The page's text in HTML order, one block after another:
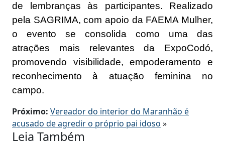
de lembranças às participantes. Realizado
pela SAGRIMA, com apoio da FAEMA Mulher,
o evento se consolida como uma das
atrações mais relevantes da ExpoCodó,
promovendo visibilidade, empoderamento e
reconhecimento à atuação feminina no
campo.
Próximo: Vereador do interior do Maranhão é
acusado de agredir o próprio pai idoso »
Leia Também